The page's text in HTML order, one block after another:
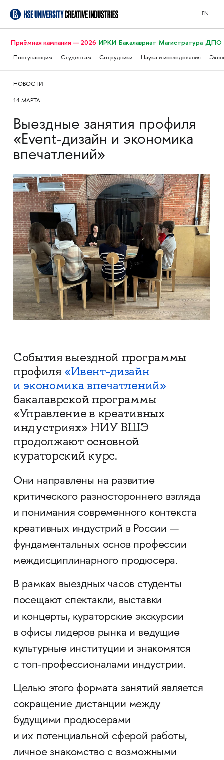
EN
Приёмная кампания — 2026 ИРКИ Бакалавриат Магистратура ДПО
Поступающим Студентам Сотрудники Наука и исследования
НОВОСТИ
14 МАРТА
Выездные занятия профиля
«Event-дизайн и экономика
впечатлений»
События выездной программы
профиля «Ивент-дизайн
и экономика впечатлений»
бакалаврской программы
«Управление в креативных
индустриях» НИУ ВШЭ
продолжают основной
кураторский курс.
Они направлены на развитие
критического разностороннего взгляда
и понимания современного контекста
креативных индустрий в России —
фундаментальных основ профессии
междисциплинарного продюсера.
В рамках выездных часов студенты
посещают спектакли, выставки
и концерты, кураторские экскурсии
в офисы лидеров рынка и ведущие
культурные институции и знакомятся
с топ-профессионалами индустрии.
Целью этого формата занятий является
сокращение дистанции между
будущими продюсерами
и их потенциальной сферой работы,
личное знакомство с возможными